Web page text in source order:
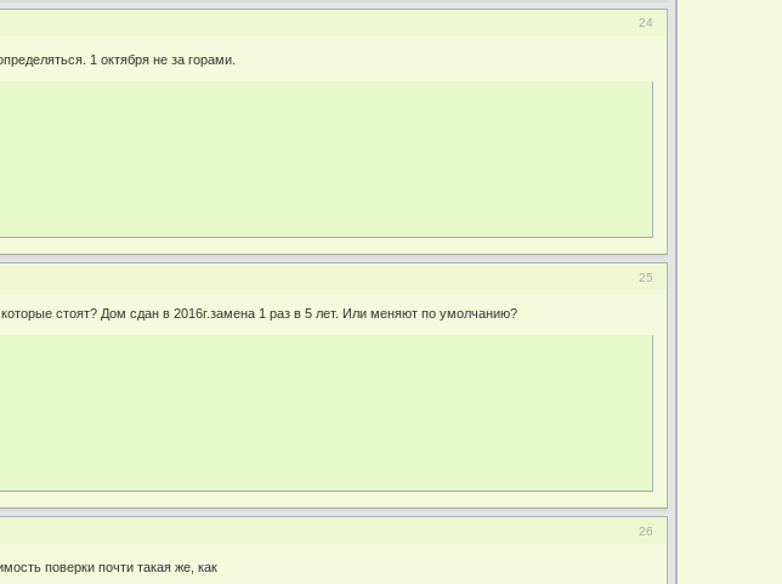
24
1 октября не за горами.
25
стоят? Дом сдан в 2016г.замена 1 раз в 5 лет. Или меняют по умолчанию?
26
поверки почти такая же, как